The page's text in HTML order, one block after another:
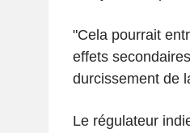
"Cela pourrait
effets
durcissement de
Le régulateur